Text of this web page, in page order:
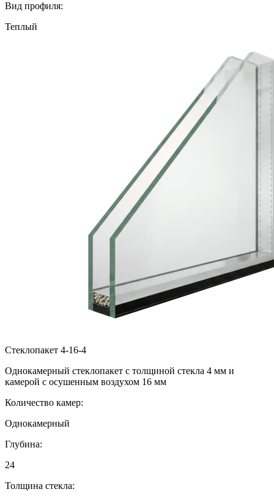
Вид профиля:
Теплый
Стеклопакет 4-16-4
Однокамерный стеклопакет с толщиной стекла 4 мм и
камерой с осушенным воздухом 16 мм
Количество камер:
Однокамерный
Глубина:
24
Толщина стекла: